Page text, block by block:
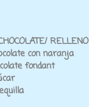
RELLENO
con naranja
fondant